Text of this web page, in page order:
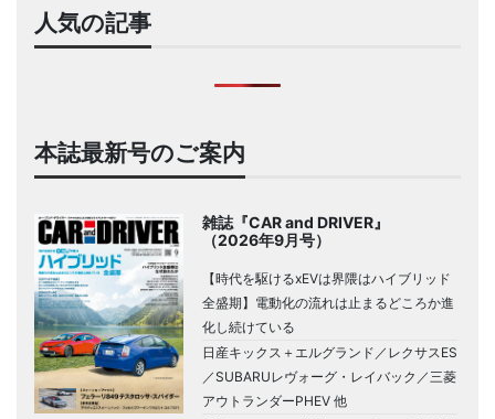
人気の記事
本誌最新号のご案内
雑誌『CAR and DRIVER』
（2026年9月号）
【時代を駆けるxEVは界隈はハイブリッド
全盛期】電動化の流れは止まるどころか進
化し続けている
日産キックス＋エルグランド／レクサスES
／SUBARUレヴォーグ・レイバック／三菱
アウトランダーPHEV 他